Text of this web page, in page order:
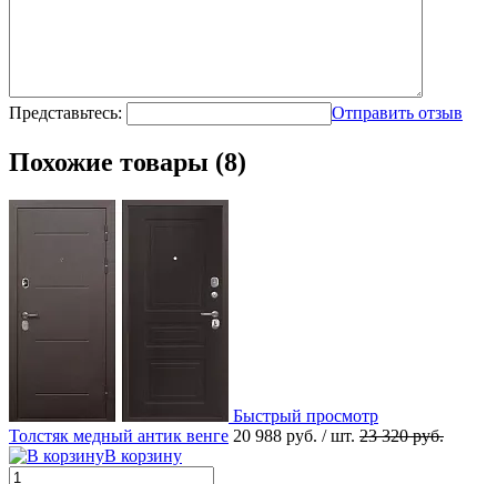
Представьтесь: Отправить отзыв
Похожие товары (8)
Быстрый просмотр
Толстяк медный антик венге 20 988 руб. / шт. 23 320 руб.
В корзину